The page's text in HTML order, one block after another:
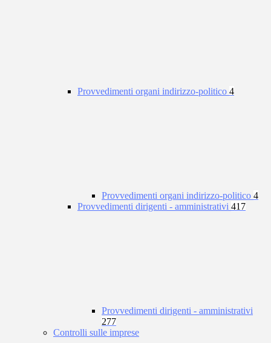
Provvedimenti organi indirizzo-politico 4
Provvedimenti organi indirizzo-politico 4
Provvedimenti dirigenti - amministrativi 417
Provvedimenti dirigenti - amministrativi
277
Controlli sulle imprese